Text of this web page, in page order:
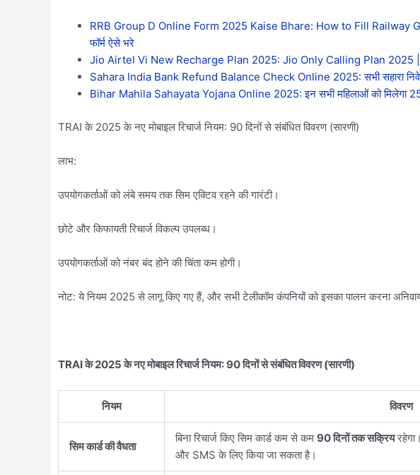
RRB Group D Online Form 2025 Kaise Bhare: How to Fill Railway
फॉर्म ऐसे भरे
Jio Airtel Vi New Recharge Plan 2025: Jio Only Calling Plan 2025
Sahara India Bank Refund Balance Check Online 2025: सभी सहारा
Bihar Mahila Sahayata Yojana Online 2025: इन सभी महिलाओं को मिलेगा
TRAI के 2025 के नए मोबाइल रिचार्ज नियम: 90 दिनों से संबंधित विवरण (सारणी)
लाभ:
उपयोगकर्ताओं को लंबे समय तक सिम एक्टिव रहने की गारंटी।
छोटे और किफायती रिचार्ज विकल्प उपलब्ध।
उपयोगकर्ताओं को नंबर बंद होने की चिंता कम होगी।
नोट: ये नियम 2025 से लागू किए गए हैं, और सभी टेलीकॉम कंपनियों को इसका पालन करना
TRAI के 2025 के नए मोबाइल रिचार्ज नियम: 90 दिनों से संबंधित विवरण (सारणी)
नियम विवरण
सिम कार्ड की वैधता
बिना रिचार्ज किए सिम कार्ड कम से कम 90 दिनों तक सक्रिय
और SMS के लिए किया जा सकता है।